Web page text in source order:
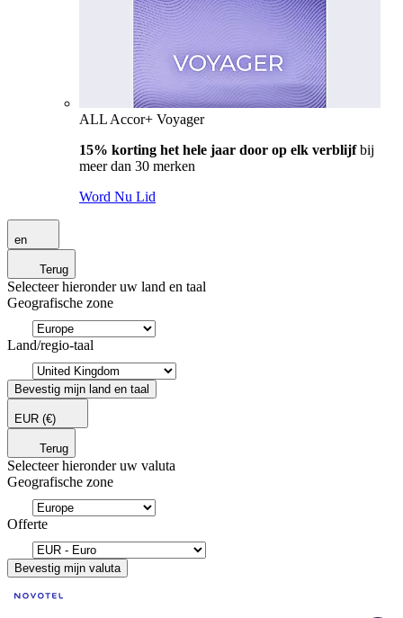
ALL Accor+ Voyager
15% korting het hele jaar door op elk verblijfbij
meer dan 30 merken
Word Nu Lid
en
Terug
Selecteer hieronder uw land en taal
Geografische zone
Land/regio-taal
Bevestig mijn land en taal
EUR (€)
Terug
Selecteer hieronder uw valuta
Geografische zone
Offerte
Bevestig mijn valuta